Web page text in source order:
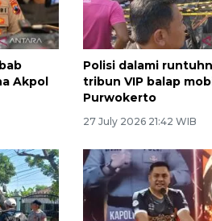
Akpol
Polisi dalami
tribun VIP balap
Purwokerto
27 July 2026 21:42 WIB